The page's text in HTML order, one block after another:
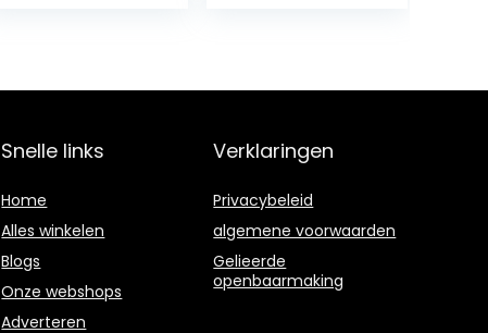
Snelle links
Home
Alles winkelen
Blogs
Onze webshops
Adverteren
Verklaringen
Privacybeleid
algemene voorwaarden
Gelieerde
openbaarmaking